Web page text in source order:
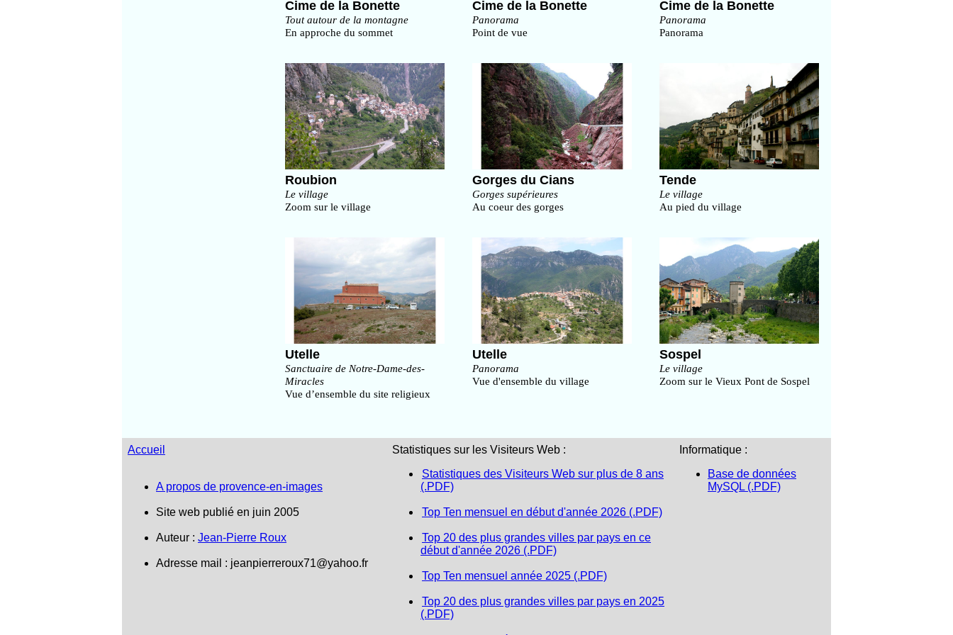
Cime de la Bonette
Tout autour de la montagne
En approche du sommet
Cime de la Bonette
Panorama
Point de vue
Cime de la Bonette
Panorama
Panorama
Roubion
Le village
Zoom sur le village
Gorges du Cians
Gorges supérieures
Au coeur des gorges
Tende
Le village
Au pied du village
Utelle
Sanctuaire de Notre-Dame-des-
Miracles
Vue d’ensemble du site religieux
Utelle
Panorama
Vue d'ensemble du village
Sospel
Le village
Zoom sur le Vieux Pont de Sospel
Accueil
A propos de provence-en-images
Site web publié en juin 2005
Auteur : Jean-Pierre Roux
Adresse mail : jeanpierreroux71@yahoo.fr
Statistiques sur les Visiteurs Web :
Statistiques des Visiteurs Web sur plus de 8 ans
(.PDF)
Top Ten mensuel en début d'année 2026 (.PDF)
Top 20 des plus grandes villes par pays en ce
début d'année 2026 (.PDF)
Top Ten mensuel année 2025 (.PDF)
Top 20 des plus grandes villes par pays en 2025
(.PDF)
Informatique :
Base de données
MySQL (.PDF)